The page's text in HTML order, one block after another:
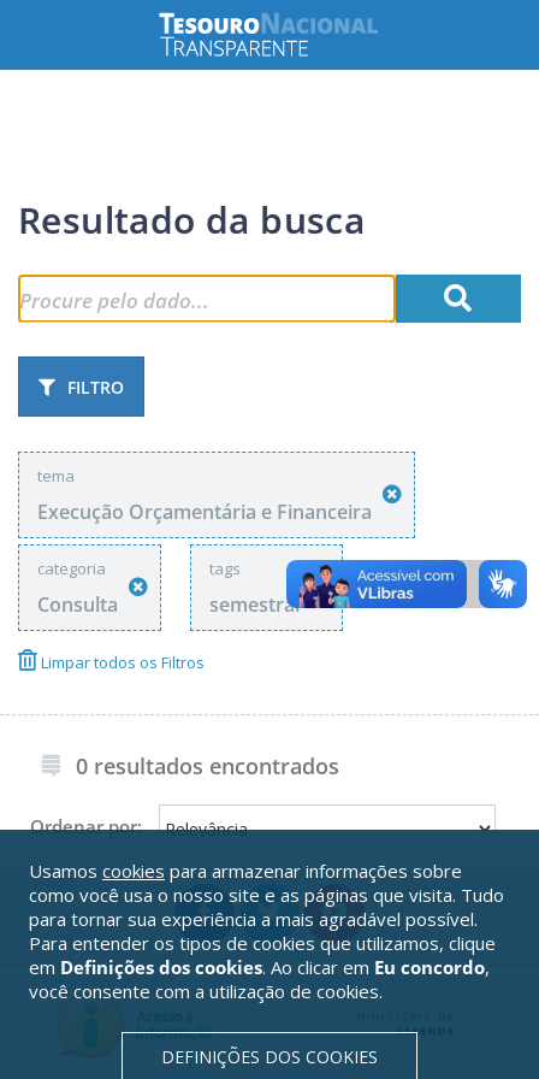
Resultado da busca
FILTRO
tema
Execução Orçamentária e Financeira
categoria
Consulta
tags
semestral
Limpar todos os Filtros
0 resultados encontrados
Ordenar por:
Usamos cookies para armazenar informações sobre
como você usa o nosso site e as páginas que visita. Tudo
para tornar sua experiência a mais agradável possível.
Para entender os tipos de cookies que utilizamos, clique
em Definições dos cookies. Ao clicar em Eu concordo,
você consente com a utilização de cookies.
DEFINIÇÕES DOS COOKIES